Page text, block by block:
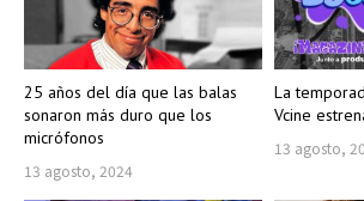
25 años del día que las balas
sonaron más duro que los
micrófonos
13 agosto, 2024
La
Vcine
13 agosto,